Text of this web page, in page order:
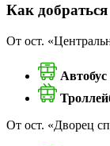
Как добраться
От ост.
Автобус
От ост. «Дворец